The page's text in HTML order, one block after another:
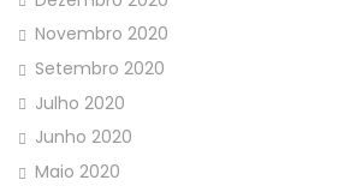
Novembro 2020
Setembro 2020
Julho 2020
Junho 2020
Maio 2020